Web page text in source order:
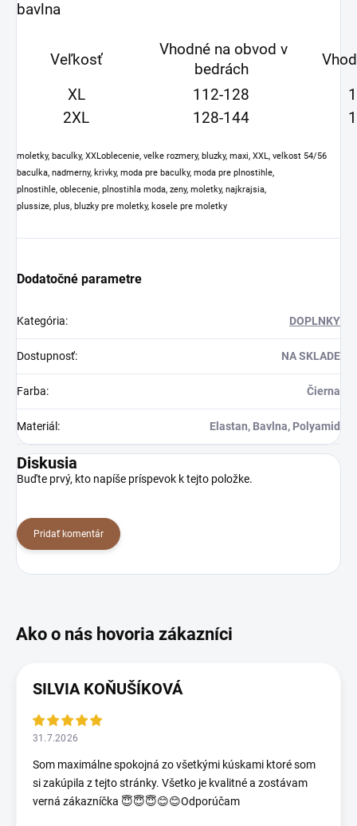
bavlna
Veľkosť
Vhodné na obvod v
bedrách
XL
112-128
2XL
128-144
moletky, baculky, XXLoblecenie, velke rozmery, bluzky, maxi, XXL, velkost 54/56
baculka, nadmerny, krivky, moda pre baculky, moda pre plnostihle,
plnostihle, oblecenie, plnostihla moda, zeny, moletky, najkrajsia,
plussize, plus, bluzky pre moletky, kosele pre moletky
Dodatočné parametre
Kategória: DOPLNKY
Dostupnosť: NA SKLADE
Farba: Čierna
Materiál : Elastan, Bavlna, Polyamid
Diskusia
Buďte prvý, kto napíše príspevok k tejto položke.
Pridať komentár
SILVIA KOŇUŠÍKOVÁ
31.7.2026
Som maximálne spokojná zo všetkými kúskami ktoré som
si zakúpila z tejto stránky. Všetko je kvalitné a zostávam
verná zákazníčka 😇😇😇😊😊Odporúčam